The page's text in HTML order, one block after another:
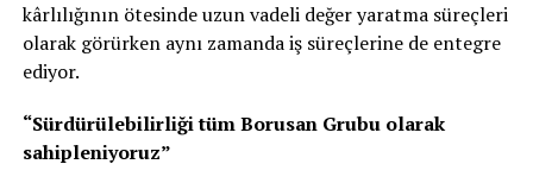
kârlılığının ötesinde uzun vadeli değer yaratma süreçleri
olarak görürken aynı zamanda iş süreçlerine de entegre
ediyor.
“Sürdürülebilirliği tüm Borusan Grubu olarak
sahipleniyoruz”